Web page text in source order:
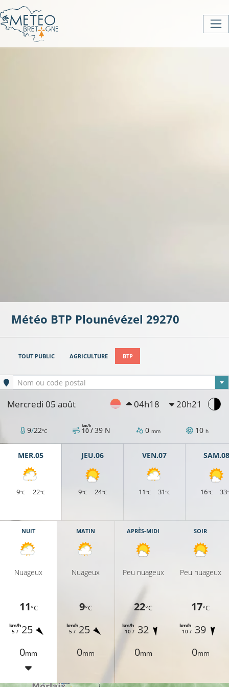
Météo BTP Plounévézel 29270
TOUT PUBLIC AGRICULTURE BTP
Ville sélectionnée
Nom ou code postal
Mercredi 05 août 04h18 20h21
9/22°C 10 /
km/h 39 N 0 mm 10 h
MER.05
9°C 22°C
JEU.06
9°C 24°C
VEN.07
11°C 31°C
SAM.08
16°C 33
NUIT
Nuageux
11°C
5 /
km/h25
0mm
MATIN
Nuageux
9°C
5 /
km/h25
0mm
APRÈS-MIDI
Peu nuageux
22°C
10 /
km/h 32
0mm
SOIR
Peu nuageux
17°C
10 /
km/h 39
0mm